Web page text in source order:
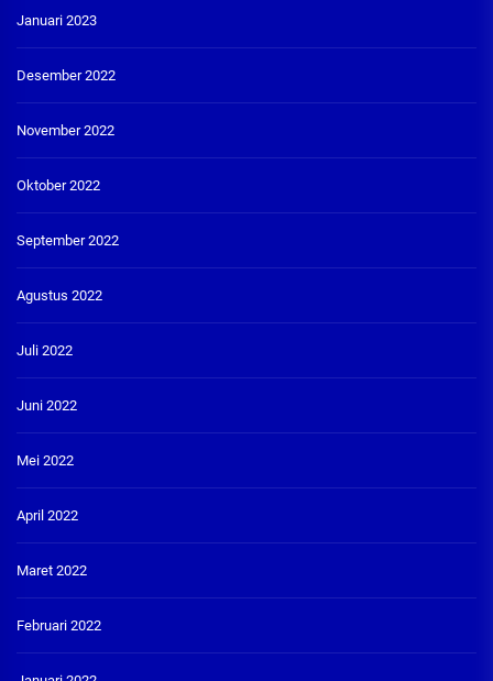
Januari 2023
Desember 2022
November 2022
Oktober 2022
September 2022
Agustus 2022
Juli 2022
Juni 2022
Mei 2022
April 2022
Maret 2022
Februari 2022